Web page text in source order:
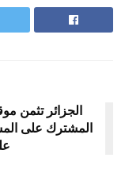
الجزائر تثمن
المشترك على